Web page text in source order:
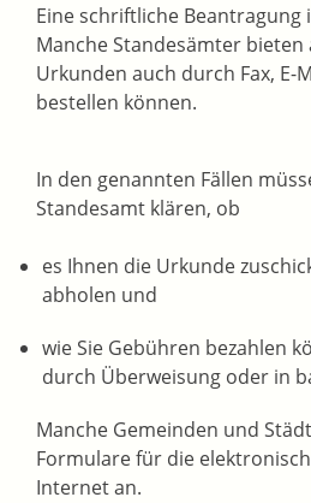
Eine schriftliche Beantragung
Manche Standesämter bieten
Urkunden auch durch Fax, E-
bestellen können.
In den genannten Fällen
Standesamt klären, ob
es Ihnen die Urkunde
abholen und
wie Sie Gebühren bezahlen
durch Überweisung oder in
Manche Gemeinden und
Formulare für die
Internet an.